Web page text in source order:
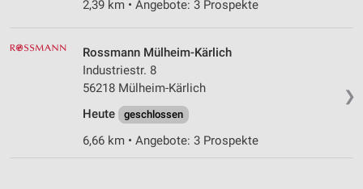
2,39 km • Angebote: 3 Prospekte
❯
Rossmann Mülheim-Kärlich
Industriestr. 8
56218 Mülheim-Kärlich
Heute
geschlossen
6,66 km • Angebote: 3 Prospekte